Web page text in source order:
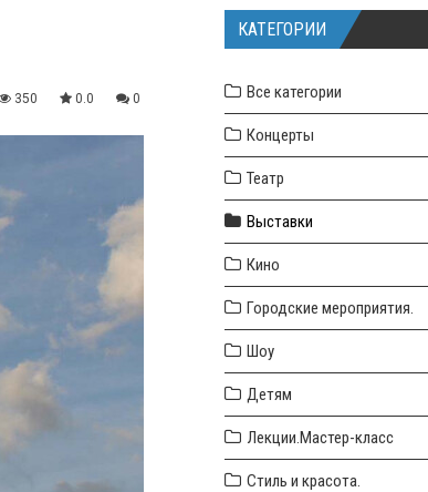
350 0.0 0
КАТЕГОРИИ
Все категории
Концерты
Театр
Выставки
Кино
Городские мероприятия.
Шоу
Детям
Лекции.Мастер-класс
Стиль и красота.